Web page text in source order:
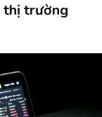
thị trường